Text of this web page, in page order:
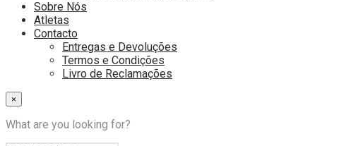
Sobre Nós
Atletas
Contacto
Entregas e Devoluções
Termos e Condições
Livro de Reclamações
×
What are you looking for?